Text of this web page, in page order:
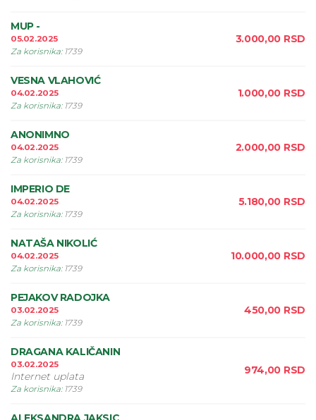
MUP -
05.02.2025
Za korisnika: 1739
3.000,00 RSD
VESNA VLAHOVIĆ
04.02.2025
Za korisnika: 1739
1.000,00 RSD
ANONIMNO
04.02.2025
Za korisnika: 1739
2.000,00 RSD
IMPERIO DE
04.02.2025
Za korisnika: 1739
5.180,00 RSD
NATAŠA NIKOLIĆ
04.02.2025
Za korisnika: 1739
10.000,00 RSD
PEJAKOV RADOJKA
03.02.2025
Za korisnika: 1739
450,00 RSD
DRAGANA KALIČANIN
03.02.2025
Internet uplata
Za korisnika: 1739
974,00 RSD